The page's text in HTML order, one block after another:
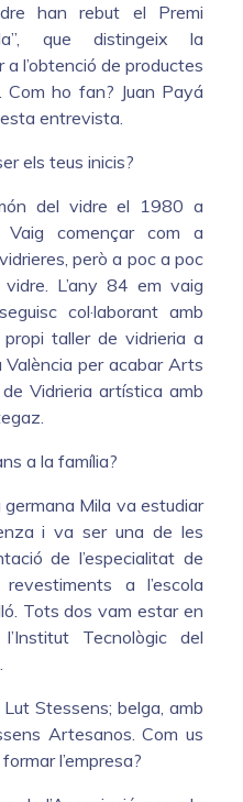
han rebut el Premi
que distingeix la
l’obtenció de productes
Com ho fan? Juan Payá
entrevista.
els teus inicis?
del vidre el 1980 a
Vaig començar com a
però a poc a poc
L’any 84 em vaig
col·laborant amb
propi taller de vidrieria a
València per acabar Arts
Vidrieria artística amb
a la família?
Mila va estudiar
i va ser una de les
de l’especialitat de
a l’escola
Tots dos vam estar en
Tecnològic del
Stessens; belga, amb
Artesanos. Com us
l’empresa?